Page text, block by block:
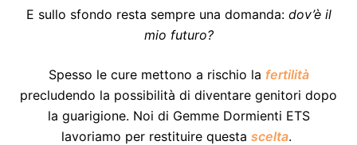
E sullo sfondo resta sempre una domanda: dov’è il
mio futuro?
Spesso le cure mettono a rischio la fertilità
precludendo la possibilità di diventare genitori dopo
la guarigione. Noi di Gemme Dormienti ETS
lavoriamo per restituire questa scelta.